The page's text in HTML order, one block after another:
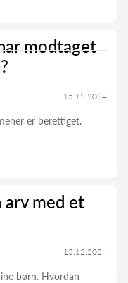
modtaget
15.12.2024
er berettiget.
arv med et
15.12.2024
børn. Hvordan